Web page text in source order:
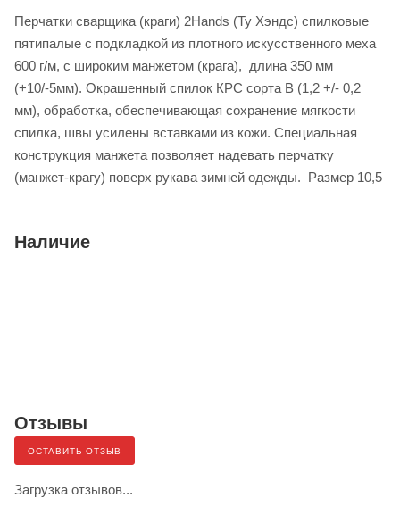
Перчатки сварщика (краги) 2Hands (Ту Хэндс) спилковые
пятипалые с подкладкой из плотного искусственного меха
600 г/м, с широким манжетом (крага), длина 350 мм
(+10/-5мм). Окрашенный спилок КРС сорта В (1,2 +/- 0,2
мм), обработка, обеспечивающая сохранение мягкости
спилка, швы усилены вставками из кожи. Специальная
конструкция манжета позволяет надевать перчатку
(манжет-крагу) поверх рукава зимней одежды. Размер 10,5
Наличие
Отзывы
ОСТАВИТЬ ОТЗЫВ
Загрузка отзывов...